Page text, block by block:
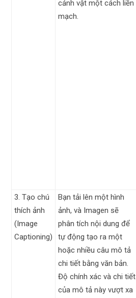
cảnh vật một cách liền
mạch.
3. Tạo chú
thích ảnh
(Image
Captioning)
Bạn tải lên một hình
ảnh, và Imagen sẽ
phân tích nội dung để
tự động tạo ra một
hoặc nhiều câu mô tả
chi tiết bằng văn bản.
Độ chính xác và chi tiết
của mô tả này vượt xa